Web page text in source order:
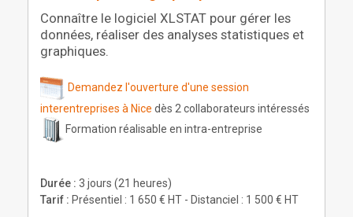
Connaître le logiciel XLSTAT pour gérer les
données, réaliser des analyses statistiques et
graphiques.
Demandez l'ouverture d'une session
interentreprises à Nice dès 2 collaborateurs intéressés
Formation réalisable en intra-entreprise
Durée : 3 jours (21 heures)
Tarif : Présentiel : 1 650 € HT - Distanciel : 1 500 € HT